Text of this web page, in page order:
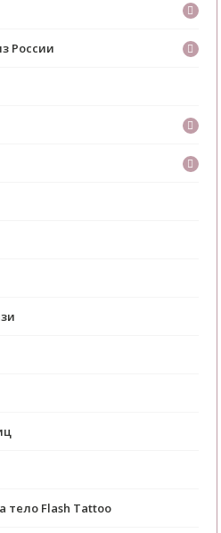
России
тело Flash Tattoo